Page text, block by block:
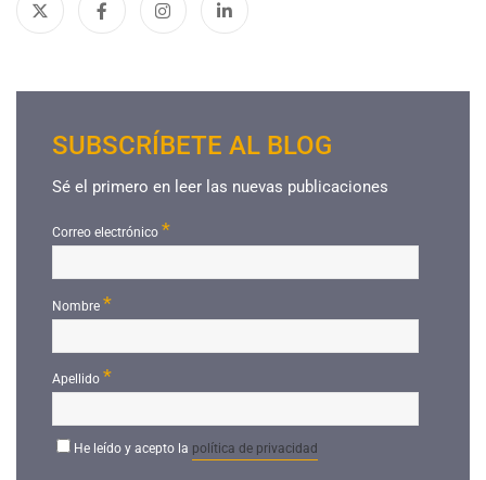
SUBSCRÍBETE AL BLOG
Sé el primero en leer las nuevas publicaciones
Correo electrónico *
Nombre*
Apellido *
He leído y acepto la política de privacidad